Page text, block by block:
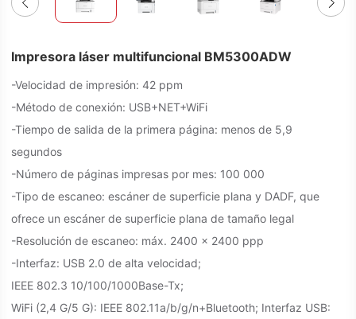
Impresora láser multifuncional BM5300ADW
-Velocidad de impresión: 42 ppm
-Método de conexión: USB+NET+WiFi
-Tiempo de salida de la primera página: menos de 5,9
segundos
-Número de páginas impresas por mes: 100 000
-Tipo de escaneo: escáner de superficie plana y DADF, que
ofrece un escáner de superficie plana de tamaño legal
-Resolución de escaneo: máx. 2400 x 2400 ppp
-Interfaz: USB 2.0 de alta velocidad;
IEEE 802.3 10/100/1000Base-Tx;
WiFi (2,4 G/5 G): IEEE 802.11a/b/g/n+Bluetooth; Interfaz USB: